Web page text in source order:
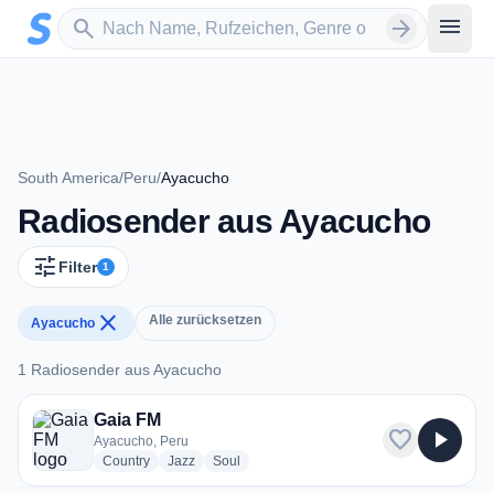
Zum Hauptinhalt springen
search
Sender suchen arrow_forward menu
South America/Peru/Ayacucho
Radiosender aus Ayacucho
tune Filter 1
Ayacucho close Alle zurücksetzen
1 Radiosender aus Ayacucho
1 Radiosender aus Ayacucho
Gaia FM
Ayacucho, Peru
Countryradio stations
Jazzradio stations
Soul
favorite play_arrow